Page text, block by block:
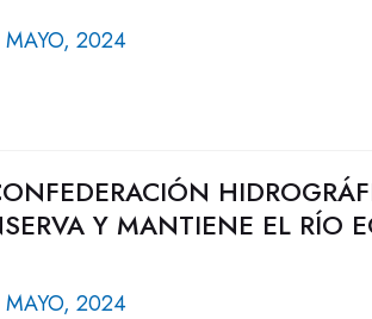
MAYO, 2024
Y MANTIENE EL RÍO
MAYO, 2024